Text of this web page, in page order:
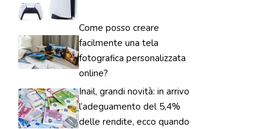
Come posso creare
facilmente una tela
fotografica personalizzata
online?
Inail, grandi novità: in arrivo
l’adeguamento del 5,4%
delle rendite, ecco quando